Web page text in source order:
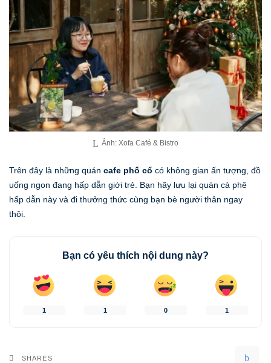
Ảnh: Xofa Café & Bistro
Trên đây là những quán cafe phố cổ có không gian ấn tượng, đồ
uống ngon đang hấp dẫn giới trẻ. Bạn hãy lưu lại quán cà phê
hấp dẫn này và đi thưởng thức cùng bạn bè người thân ngay
thôi.
Bạn có yêu thích nội dung này?
1 1 0 1
SHARES